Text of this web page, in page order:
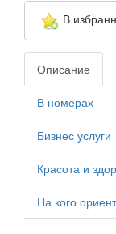
В
Описание
В номерах
Бизнес услуги
Красота и
На кого